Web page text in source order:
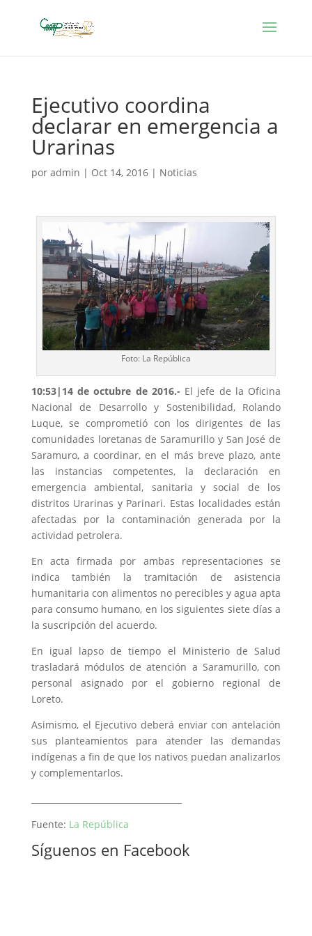
Ejecutivo coordina
declarar en emergencia a
Urarinas
por admin | Oct 14, 2016| Noticias
Foto: La República
10:53|14 de octubre de 2016.- El jefe de la Oficina
Nacional de Desarrollo y Sostenibilidad, Rolando
Luque, se comprometió con los dirigentes de las
comunidades loretanas de Saramurillo y San José de
Saramuro, a coordinar, en el más breve plazo, ante
las instancias competentes, la declaración en
emergencia ambiental, sanitaria y social de los
distritos Urarinas y Parinari. Estas localidades están
afectadas por la contaminación generada por la
actividad petrolera.
En acta firmada por ambas representaciones se
indica también la tramitación de asistencia
humanitaria con alimentos no perecibles y agua apta
para consumo humano, en los siguientes siete días a
la suscripción del acuerdo.
En igual lapso de tiempo el Ministerio de Salud
trasladará módulos de atención a Saramurillo, con
personal asignado por el gobierno regional de
Loreto.
Asimismo, el Ejecutivo deberá enviar con antelación
sus planteamientos para atender las demandas
indígenas a fin de que los nativos puedan analizarlos
y complementarlos.
Fuente: La República
Síguenos en Facebook